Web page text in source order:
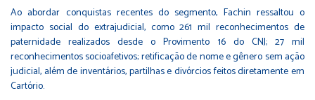
Ao abordar conquistas recentes do segmento, Fachin ressaltou o
impacto social do extrajudicial, como 261 mil reconhecimentos de
paternidade realizados desde o Provimento 16 do CNJ; 27 mil
reconhecimentos socioafetivos; retificação de nome e gênero sem ação
judicial, além de inventários, partilhas e divórcios feitos diretamente em
Cartório.